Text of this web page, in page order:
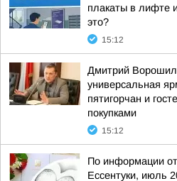
плакаты в лифте
это?
15:12
Дмитрий
универсальная
пятигорчан и
покупками
15:12
По информации
Ессентуки, июль